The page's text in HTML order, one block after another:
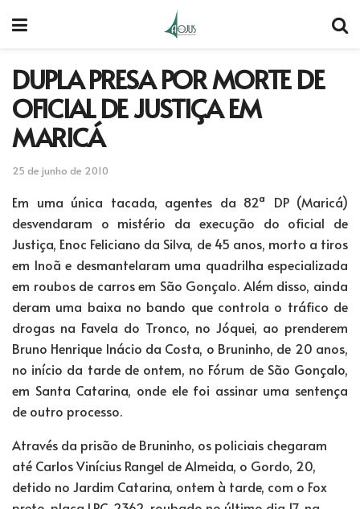
DUPLA PRESA POR MORTE DE
OFICIAL DE JUSTIÇA EM
MARICÁ
25 de junho de 2010
Em uma única tacada, agentes da 82ª DP (Maricá)
desvendaram o mistério da execução do oficial de
Justiça, Enoc Feliciano da Silva, de 45 anos, morto a tiros
em Inoã e desmantelaram uma quadrilha especializada
em roubos de carros em São Gonçalo. Além disso, ainda
deram uma baixa no bando que controla o tráfico de
drogas na Favela do Tronco, no Jóquei, ao prenderem
Bruno Henrique Inácio da Costa, o Bruninho, de 20 anos,
no início da tarde de ontem, no Fórum de São Gonçalo,
em Santa Catarina, onde ele foi assinar uma sentença
de outro processo.
Através da prisão de Bruninho, os policiais chegaram
até Carlos Vinícius Rangel de Almeida, o Gordo, 20,
detido no Jardim Catarina, ontem à tarde, com o Fox